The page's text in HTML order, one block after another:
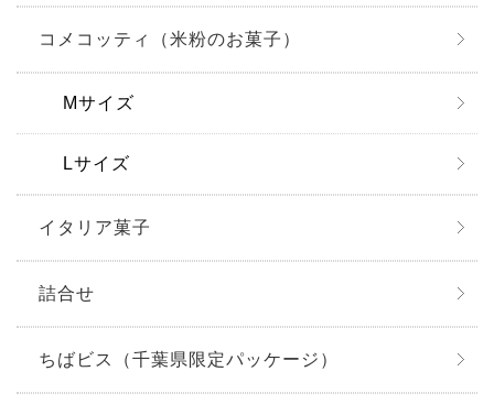
コメコッティ（米粉のお菓子）
Mサイズ
Lサイズ
イタリア菓子
詰合せ
ちばビス（千葉県限定パッケージ）